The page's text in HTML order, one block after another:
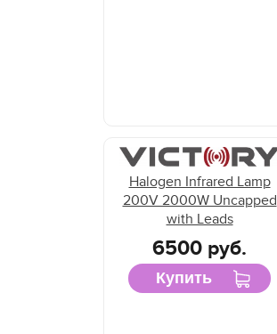
Halogen Infrared Lamp
200V 2000W Uncapped
with Leads
6500 руб.
Купить